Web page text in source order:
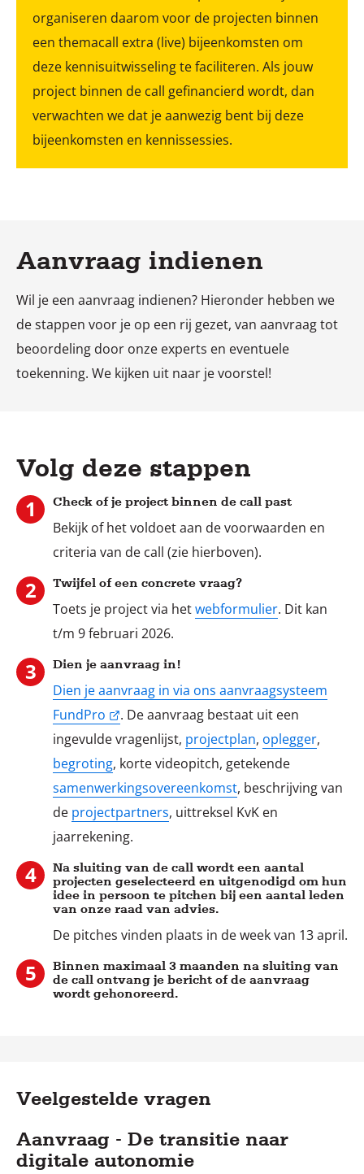
organiseren daarom voor de projecten binnen
een themacall extra (live) bijeenkomsten om
deze kennisuitwisseling te faciliteren. Als jouw
project binnen de call gefinancierd wordt, dan
verwachten we dat je aanwezig bent bij deze
bijeenkomsten en kennissessies.
Aanvraag indienen
Wil je een aanvraag indienen? Hieronder hebben we
de stappen voor je op een rij gezet, van aanvraag tot
beoordeling door onze experts en eventuele
toekenning. We kijken uit naar je voorstel!
Volg deze stappen
Stap
Check of je project binnen de call past
Bekijk of het voldoet aan de voorwaarden en
criteria van de call (zie hierboven).
Stap
Twijfel of een concrete vraag?
Toets je project via hetwebformulier. Dit kan
t/m 9 februari 2026.
Stap
3
Dien je aanvraag in!
Dien je aanvraag in via ons aanvraagsysteem
FundPro
. De aanvraag bestaat uit een
ingevulde vragenlijst, projectplan, oplegger,
begroting, korte videopitch, getekende
samenwerkingsovereenkomst, beschrijving van
de projectpartners, uittreksel KvK en
jaarrekening.
4
Na sluiting van de call wordt een aantal
projecten geselecteerd en uitgenodigd om hun
idee in persoon te pitchen bij een aantal leden
van onze raad van advies.
De pitches vinden plaats in de week van 13 april.
Stap
Binnen maximaal 3 maanden na sluiting van
de call ontvang je bericht of de aanvraag
wordt gehonoreerd.
Veelgestelde vragen
Aanvraag - De transitie naar
digitale autonomie